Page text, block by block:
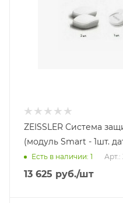
ZEISSLER Система
(модуль Smart - 1шт.
Есть в наличии: 1 Арт.:
13 625 руб./шт